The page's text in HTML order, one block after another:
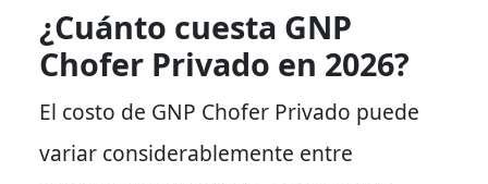
¿Cuánto cuesta GNP
Chofer Privado en 2026?
El costo de GNP Chofer Privado puede
variar considerablemente entre